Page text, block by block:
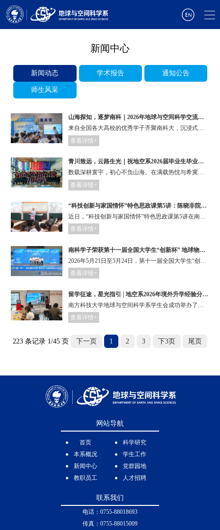
新闻中心
新闻动态 学术报告 通知公告
师生风采
山海探知，逐梦南科｜2026年地球与空间科学交流营圆满落幕
来自全国各大高校的优秀学子齐聚南科大，沉浸式感受前沿学术氛围、近距离体验南科大开放包容的科研沃土，一场奔赴地球与空间科学的探索之旅拉开帷幕！
查看详情+
青川致远，云路生光｜祝地空系2026届毕业生毕业快乐！
数载深耕寰宇，初心不负山海。在满载热忱与希冀的毕业盛夏，南科大地空系2026届80名毕业生挥别菁菁校园，带着少年意气奔赴诗和远方。
查看详情+
“科技创新与家国情怀”特色思政课第5讲：陈晓非院士分享学术人生
近日，“科技创新与家国情怀”特色思政课第5讲在南方科技大学商学院举行。中国科学院院士、南方科技大学地球与空间科学系系主任陈晓非，与同学们分享了他三十余年的学术人生。
查看详情+
南科学子荣获第十一届全国大学生“创新杯” 地球物理知识竞赛特等奖
2026年5月21日至5月24日，第十一届全国大学生“创新杯”地球物理知识竞赛在中国石油大学（华东）举行，南方科技大学地球与空间科学系代表队荣获特等奖1项、二等奖1项、三等奖1项。
查看详情+
留学征途，星光指引 | 地空系2026年境外升学经验分享会回顾
查看详情+
223 条记录 1/45 页 下一页 1 2 3 下3页 尾页
网站导航
首页
本系概况
新闻中心
教职员工
科学研究
学生工作
党群园地
人才招聘
联系我们
电话：0755-88018693
传真：0755-88015009